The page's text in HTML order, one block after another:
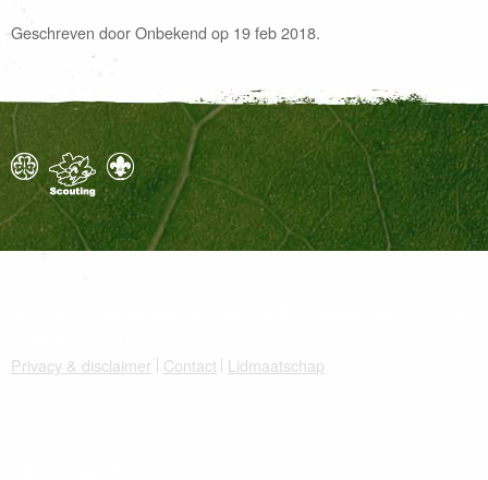
Geschreven door Onbekend op 19 feb 2018.
Privacy & disclaimer
Contact Lidmaatschap